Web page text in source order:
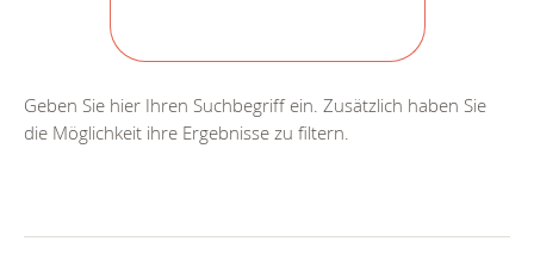
Geben Sie hier Ihren Suchbegriff ein. Zusätzlich haben Sie
die Möglichkeit ihre Ergebnisse zu filtern.